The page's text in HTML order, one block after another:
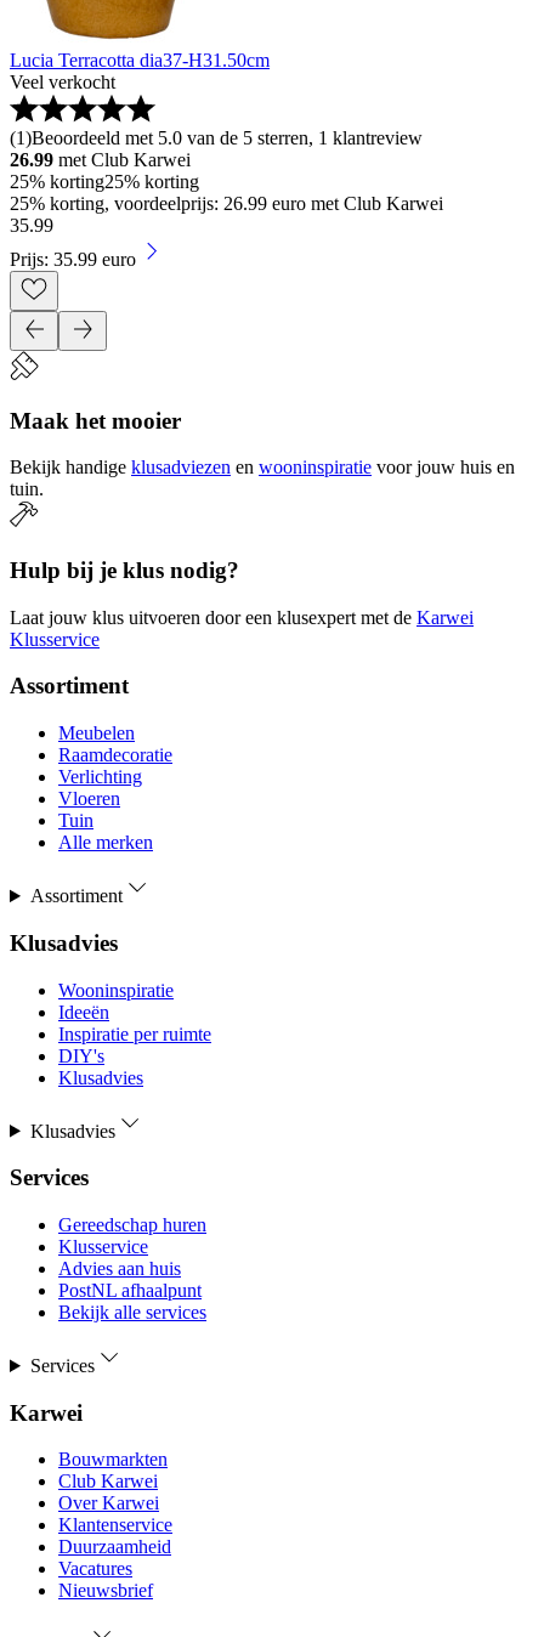
Lucia Terracotta dia37-H31.50cm
Veel verkocht
(1)Beoordeeld met 5.0 van de 5 sterren, 1 klantreview
26.99 met Club Karwei
25% korting25% korting
25% korting, voordeelprijs: 26.99 euro met Club Karwei
35.99
Prijs: 35.99 euro
Maak het mooier
Bekijk handige klusadviezen en wooninspiratie voor jouw huis en
tuin.
Hulp bij je klus nodig?
Laat jouw klus uitvoeren door een klusexpert met de Karwei
Klusservice
Assortiment
Meubelen
Raamdecoratie
Verlichting
Vloeren
Tuin
Alle merken
Assortiment
Klusadvies
Wooninspiratie
Ideeën
Inspiratie per ruimte
DIY's
Klusadvies
Klusadvies
Services
Gereedschap huren
Klusservice
Advies aan huis
PostNL afhaalpunt
Bekijk alle services
Services
Karwei
Bouwmarkten
Club Karwei
Over Karwei
Klantenservice
Duurzaamheid
Vacatures
Nieuwsbrief